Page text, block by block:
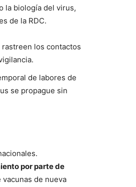
la biología del virus,
de la RDC.
los contactos
de labores de
se propague sin
por parte de
de nueva